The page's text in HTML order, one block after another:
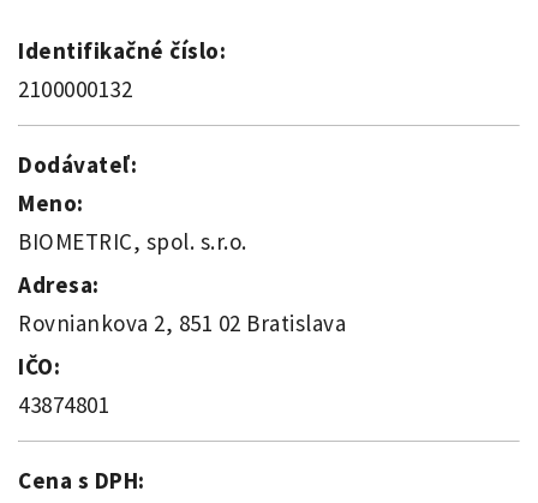
Identifikačné číslo:
2100000132
Dodávateľ:
Meno:
BIOMETRIC, spol. s.r.o.
Adresa:
Rovniankova 2, 851 02 Bratislava
IČO:
43874801
Cena s DPH: